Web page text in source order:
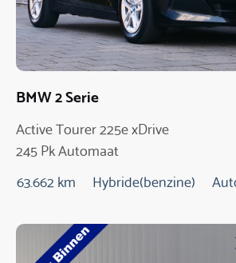
BMW 2 Serie
Active Tourer 225e xDrive
245 Pk Automaat
63.662 km Hybride(benzine)